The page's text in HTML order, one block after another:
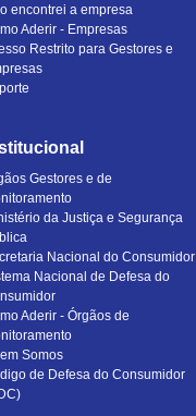
encontrei a empresa
Aderir - Empresas
Restrito para Gestores e
Gestores e de
da Justiça e Segurança
Nacional do Consumidor
Nacional de Defesa do
Aderir - Órgãos de
Somos
de Defesa do Consumidor